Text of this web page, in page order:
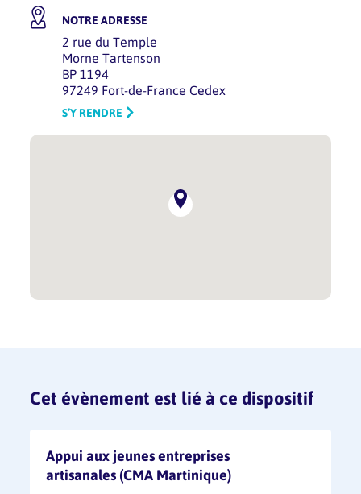
NOTRE ADRESSE
2 rue du Temple
Morne Tartenson
BP 1194
97249 Fort-de-France Cedex
S’Y RENDRE
Cet évènement est lié à ce dispositif
Appui aux jeunes entreprises
artisanales (CMA Martinique)